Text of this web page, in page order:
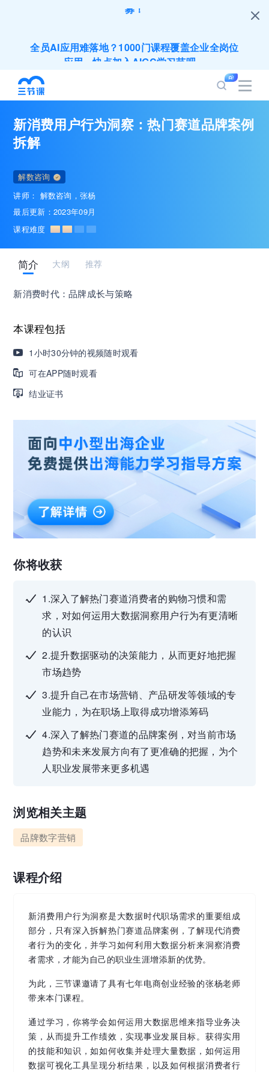
应用，快点加入AIGC学习节吧～
200+门DeepSeek应用课程免费体验，快带团队
培训人只给员工找学习资源，却忘记自己也要成长
出海业务到底要落地哪些国家才合适？国别文化与
扶持政策均在这里能找到
营销获客｜流量转化｜数据驱动｜销售赢单 4000
的业务赋能
🔥精选10门AI王牌课：助你成功入行AI岗位，🚀
三节课X工信部AI岗位能力认证 · 全国合伙人招
募！
新消费用户行为洞察：热门赛道品牌案例
拆解
解数咨询
讲师： 解数咨询
张杨
最后更新：2023年09月
课程难度
简介 大纲 推荐
新消费时代：品牌成长与策略
本课程包括
1小时30分钟的视频随时观看
可在APP随时观看
结业证书
你将收获
1.深入了解热门赛道消费者的购物习惯和需
求，对如何运用大数据洞察用户行为有更清晰
的认识
2.提升数据驱动的决策能力，从而更好地把握
市场趋势
3.提升自己在市场营销、产品研发等领域的专
业能力，为在职场上取得成功增添筹码
4.深入了解热门赛道的品牌案例，对当前市场
趋势和未来发展方向有了更准确的把握，为个
人职业发展带来更多机遇
浏览相关主题
品牌数字营销
课程介绍
新消费用户行为洞察是大数据时代职场需求的重要组成
部分，只有深入拆解热门赛道品牌案例，了解现代消费
者行为的变化，并学习如何利用大数据分析来洞察消费
者需求，才能为自己的职业生涯增添新的优势。
为此，三节课邀请了具有七年电商创业经验的张杨老师
带来本门课程。
通过学习，你将学会如何运用大数据思维来指导业务决
策，从而提升工作绩效，实现事业发展目标。获得实用
的技能和知识，如如何收集并处理大量数据，如何运用
数据可视化工具呈现分析结果，以及如何根据消费者行